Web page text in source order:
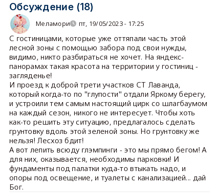
Обсуждение (18)
Меламори пт, 19/05/2023 - 17:25
С гостиницами, которые уже оттяпали часть этой
лесной зоны с помощью забора под свои нужды,
видимо, никто разбираться не хочет. На яндекс-
панорамах такая красота на территории у гостиниц -
загляденье!
И проезд к доброй трети участков СТ Лаванда,
который когда-то по "глупости" отдали Яркому берегу,
и устроили тем самым настоящий цирк со шлагбаумом
на каждый сезон, никого не интересует. Чтобы хоть
как-то решить эту ситуацию, предлагалось сделать
грунтовку вдоль этой зеленой зоны. Но грунтовку же
нельзя! Лесхоз бдит!
А вот лепить всюду глэмпинги - это мы прямо бегом! А
для них, оказывается, необходимы парковки! И
фундаменты под палатки куда-то втыкать надо, и
опоры под освещение, и туалеты с канализацией... дай
Бог.